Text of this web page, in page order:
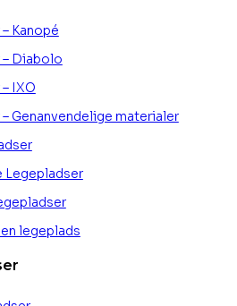
Kanopé
Diabolo
IXO
Genanvendelige materialer
Legepladser
legeplads